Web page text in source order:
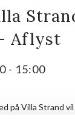
Aflyst
- 15:00
på Villa Strand